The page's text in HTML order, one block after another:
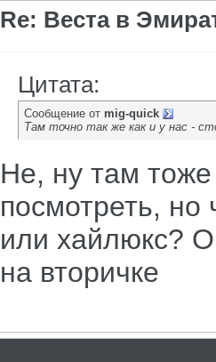
Re: Веста в
Цитата:
Сообщение от mig-quick
Там точно так же как и у нас -
Не, ну там
посмотреть,
или хайлюкс?
на вторичке